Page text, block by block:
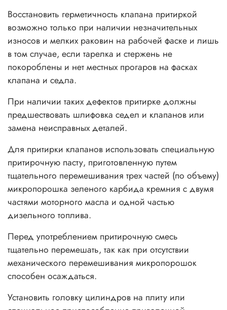
Восстановить герметичность клапана притиркой
возможно только при наличии незначительных
износов и мелких раковин на рабочей фаске и лишь
в том случае, если тарелка и стержень не
покороблены и нет местных прогаров на фасках
клапана и седла.
При наличии таких дефектов притирке должны
предшествовать шлифовка седел и клапанов или
замена неисправных деталей.
Для притирки клапанов использовать специальную
притирочную пасту, приготовленную путем
тщательного перемешивания трех частей (по объему)
микропорошка зеленого карбида кремния с двумя
частями моторного масла и одной частью
дизельного топлива.
Перед употреблением притирочную смесь
тщательно перемешать, так как при отсутствии
механического перемешивания микропорошок
способен осаждаться.
Установить головку цилиндров на плиту или